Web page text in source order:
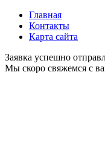
Главная
Контакты
Карта сайта
Заявка успешно
Мы скоро свяжемся с